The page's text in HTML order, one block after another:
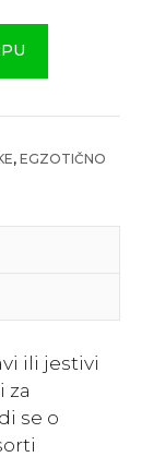
, EGZOTIČNO
ili jestivi
za
se o